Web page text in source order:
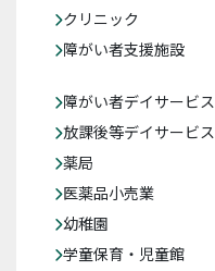
クリニック
障がい者支援施設
障がい者デイサービス
放課後等デイサービス
薬局
医薬品小売業
幼稚園
学童保育・児童館